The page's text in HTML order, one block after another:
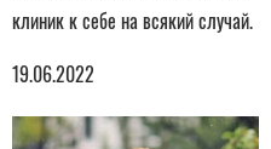
клиник к себе на всякий случай.
19.06.2022